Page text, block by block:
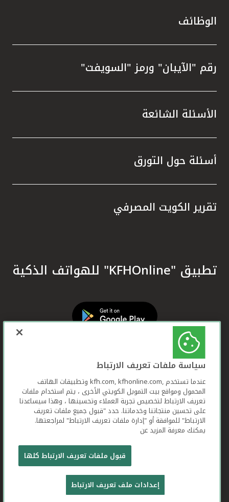
الوظائف
رقم "الآيبان" ورمز "السويفت"
الأسئلة الشائعة
أسئلة حول التورق
تقرير الكويت المصرفي
تطبيق "KFHOnline" للهواتف الذكية
بيت التمويل الكويتي جميع الحقوق محفوظة © 2025
شروط وأحكام استخدام الموقع الإلكتروني
تعريف الارتباط بيان الخصوصية
سياسة ملفات تعريف الارتباط
عندما تستخدم ,kfh.com, kfhonline.com وتطبيقات الهاتف
المحمول ومواقع بيت التمويل الكويتي الأخرى ، يتم استخدام ملفات
تعريف الارتباط لتخصيص تجربة العملاء وتحسينها ، وهذا سيساعدنا
على تحسين منتجاتنا وخدماتنا. حدد "قبول جميع ملفات تعريف
الارتباط" للموافقة أو "إدارة ملفات تعريف الارتباط" لمراجعتها.
يمكنك معرفة المزيد عن
قبول ملفات تعريف الارتباط كلها
إعدادات ملف تعريف الارتباط